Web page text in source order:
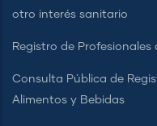
otro interés sanitario
Registro de Profesionales
Consulta Pública de
Alimentos y Bebidas